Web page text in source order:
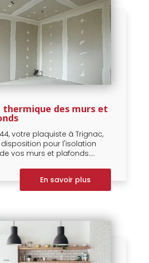
thermique des murs et
44, votre plaquiste à Trignac,
pour l'isolation
vos murs et plafonds....
En savoir plus